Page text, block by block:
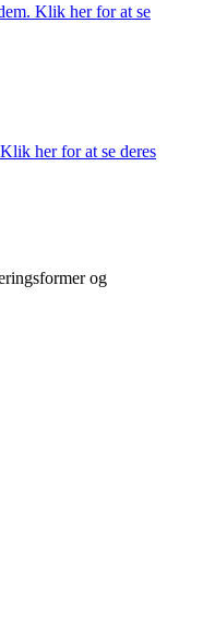
Klik her for at se
her for at se deres
og